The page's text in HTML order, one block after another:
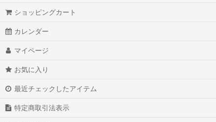
ショッピングカート
カレンダー
マイページ
お気に入り
最近チェックしたアイテム
特定商取引法表示